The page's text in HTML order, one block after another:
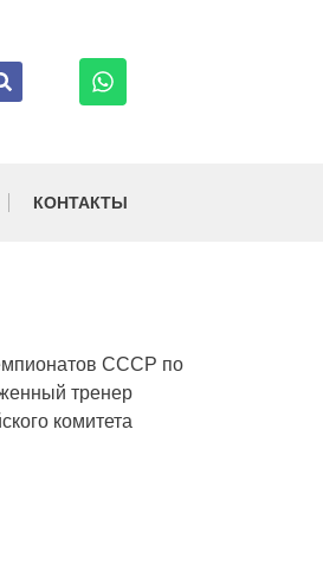
КОНТАКТЫ
СССР по
тренер
комитета